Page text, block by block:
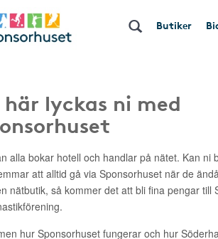
Butiker
här lyckas ni med
alla bokar hotell och handlar på nätet. Kan ni
att alltid gå via Sponsorhuset när de
nätbutik, så kommer det att bli fina pengar till
hur Sponsorhuset fungerar och hur